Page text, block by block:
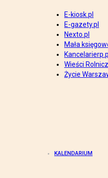
E-kiosk.pl
E-gazety.pl
Nexto.pl
Mała
Kancelarierp.pl
Wieści
Życie
KALENDARIUM